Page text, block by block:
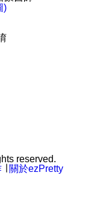
)
reserved.
關於ezPretty